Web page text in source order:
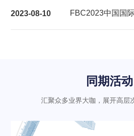
2023-08-10
FBC2023中国国
同期活动
汇聚众多业界大咖，展开高层